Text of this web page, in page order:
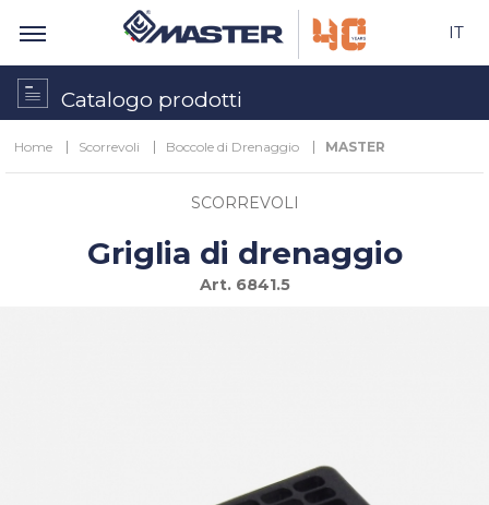
IT
Catalogo prodotti
Home Scorrevoli Boccole di Drenaggio MASTER
SCORREVOLI
Griglia di drenaggio
Art.6841.5